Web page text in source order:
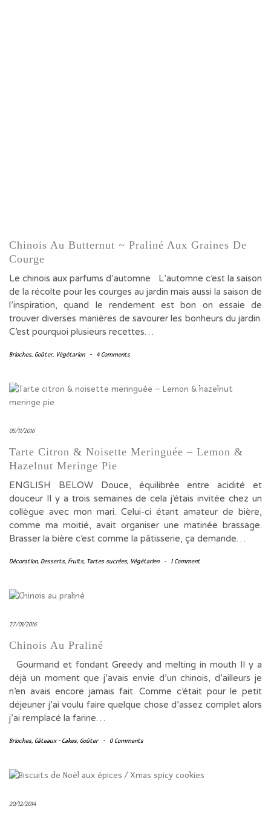
Chinois Au Butternut ~ Praliné Aux Graines De
Courge
Le chinois aux parfums d’automne L’automne c’est la saison
de la récolte pour les courges au jardin mais aussi la saison de
l’inspiration, quand le rendement est bon on essaie de
trouver diverses manières de savourer les bonheurs du jardin.
C’est pourquoi plusieurs recettes…
Brioches, Goûter, Végétarien - 4 Comments
05/11/2016
Tarte Citron & Noisette Meringuée – Lemon &
Hazelnut Meringe Pie
ENGLISH BELOW Douce, équilibrée entre acidité et
douceur Il y a trois semaines de cela j’étais invitée chez un
collègue avec mon mari. Celui-ci étant amateur de bière,
comme ma moitié, avait organiser une matinée brassage.
Brasser la bière c’est comme la pâtisserie, ça demande…
Décoration, Desserts, fruits, Tartes sucrées, Végétarien - 1 Comment
27/01/2016
Chinois Au Praliné
Gourmand et fondant Greedy and melting in mouth Il y a
déjà un moment que j’avais envie d’un chinois, d’ailleurs je
n’en avais encore jamais fait. Comme c’était pour le petit
déjeuner j’ai voulu faire quelque chose d’assez complet alors
j’ai remplacé la farine…
Brioches, Gâteaux - Cakes, Goûter - 0 Comments
20/12/2014